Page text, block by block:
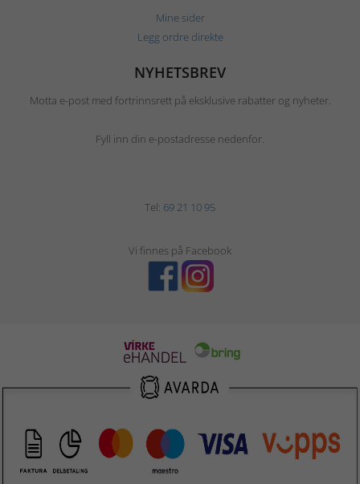
Mine sider
Legg ordre direkte
NYHETSBREV
Motta e-post med fortrinnsrett på eksklusive rabatter og nyheter.
Fyll inn din e-postadresse nedenfor.
Tel: 69 21 10 95
Vi finnes på Facebook